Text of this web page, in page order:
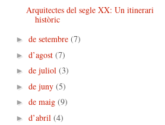
Arquitectes del segle XX: Un itinerari
històric
► de setembre (7)
► d’agost (7)
► de juliol (3)
► de juny (5)
► de maig (9)
► d’abril (4)